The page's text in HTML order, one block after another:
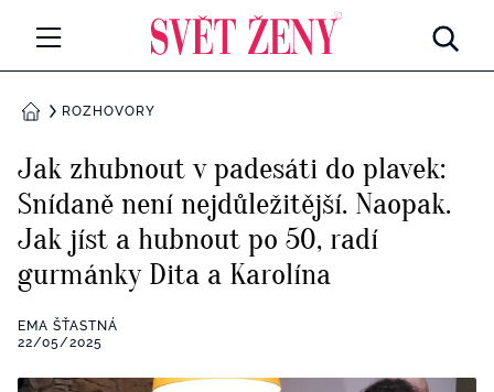
Všechny kategorie
Rozhovory
RETROHUBKY
PSYCHOLOGIE
Seberozvoj
ZDRAVÍ
ZÁBAVA
DOMŮROZHOVORY
Jak zhubnout v padesáti do plavek:
Snídaně není nejdůležitější. Naopak.
Jak jíst a hubnout po 50, radí
gurmánky Dita a Karolína
EMA ŠŤASTNÁ
22/05/2025